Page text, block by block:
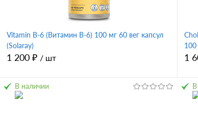
Vitamin B-6 (Витамин B-6) 100 мг 60 вег капсул
(Solaray)
1 200 ₽ / шт
100
1
В наличии